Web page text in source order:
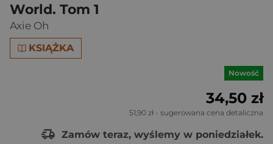
World. Tom 1
Axie Oh
KSIĄŻKA
Nowość
34,50 zł
51,90 zł - sugerowana cena detaliczna
Zamów teraz, wyślemy w poniedziałek.